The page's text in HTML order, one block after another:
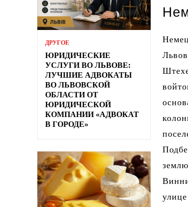
ДРУГОЕ
ЮРИДИЧЕСКИЕ
УСЛУГИ ВО ЛЬВОВЕ:
ЛУЧШИЕ АДВОКАТЫ
ВО ЛЬВОВСКОЙ
ОБЛАСТИ ОТ
ЮРИДИЧЕСКОЙ
КОМПАНИИ «АДВОКАТ
В ГОРОДЕ»